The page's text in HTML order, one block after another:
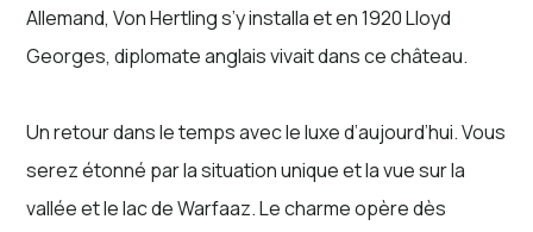
Allemand, Von Hertling s’y installa et en 1920 Lloyd
Georges, diplomate anglais vivait dans ce château.
Un retour dans le temps avec le luxe d’aujourd’hui. Vous
serez étonné par la situation unique et la vue sur la
vallée et le lac de Warfaaz. Le charme opère dès